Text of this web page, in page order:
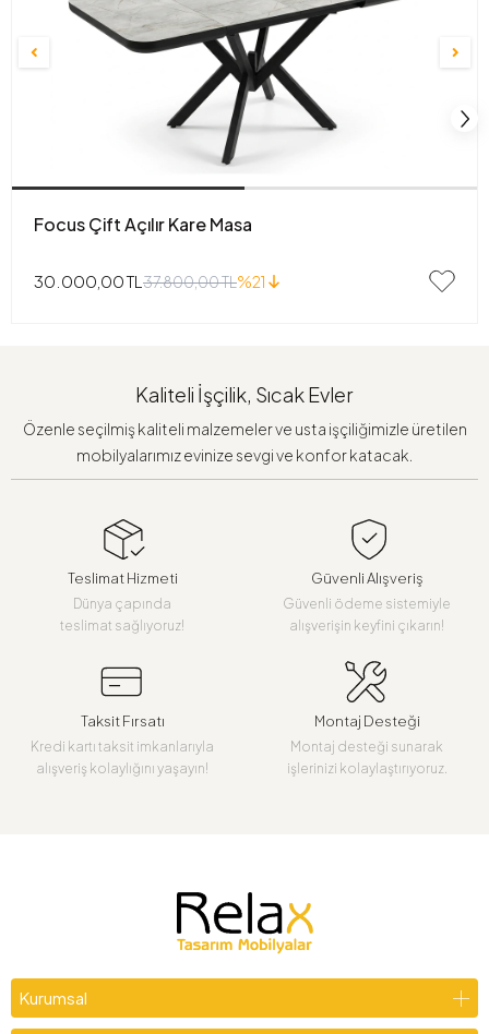
Focus Çift Açılır Kare Masa
30.000,00 TL 37.800,00 TL%21
Kaliteli İşçilik, Sıcak Evler
Özenle seçilmiş kaliteli malzemeler ve usta işçiliğimizle üretilen
mobilyalarımız evinize sevgi ve konfor katacak.
Teslimat Hizmeti
Dünya çapında
teslimat sağlıyoruz!
Güvenli Alışveriş
Güvenli ödeme sistemiyle
alışverişin keyfini çıkarın!
Taksit Fırsatı
Kredi kartı taksit imkanlarıyla
alışveriş kolaylığını yaşayın!
Montaj Desteği
Montaj desteği sunarak
işlerinizi kolaylaştırıyoruz.
Kurumsal